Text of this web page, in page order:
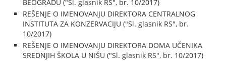
BEOGRADU ("Sl. glasnik RS", br. 10/2017)
REŠENJE O IMENOVANJU DIREKTORA CENTRALNOG
INSTITUTA ZA KONZERVACIJU ("Sl. glasnik RS", br.
10/2017)
REŠENJE O IMENOVANJU DIREKTORA DOMA UČENIKA
SREDNJIH ŠKOLA U NIŠU ("Sl. glasnik RS", br. 10/2017)